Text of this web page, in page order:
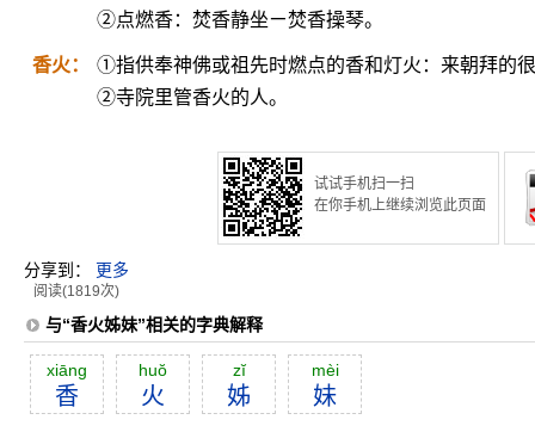
②点燃香：焚香静坐ㄧ焚香操琴。
香火：
①指供奉神佛或祖先时燃点的香和灯火：来朝拜的
②寺院里管香火的人。
试试手机扫一扫
在你手机上继续浏览此页面
分享到： 更多
阅读(1819次)
与“香火姊妹”相关的字典解释
xiāng
香
huŏ
火
zĭ
姊
mèi
妹